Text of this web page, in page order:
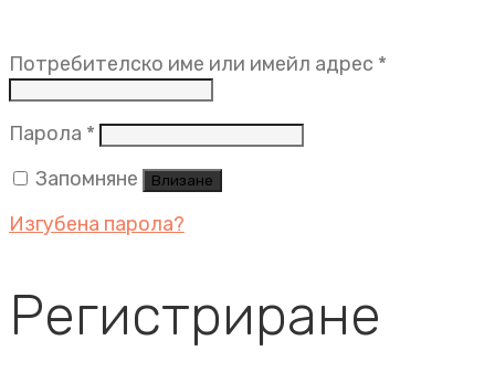
Потребителско име или имейл адрес *
Парола * Задължително
Запомняне
Влизане
Изгубена парола?
Регистриране